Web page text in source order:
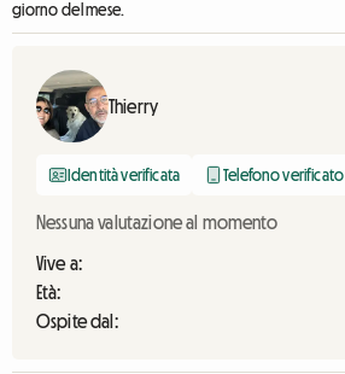
giorno del mese.
Thierry
Identità verificata Telefono verificato
Nessuna valutazione al momento
Vive a:
Età:
Ospite dal: